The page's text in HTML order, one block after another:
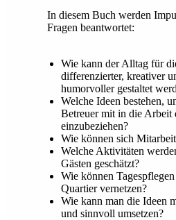
In diesem Buch werden
Fragen beantwortet:
Wie kann der Alltag für
differenzierter, kreativer
humorvoller gestaltet
Welche Ideen bestehen,
Betreuer mit in die Arbeit
einzubeziehen?
Wie können sich
Welche Aktivitäten
Gästen geschätzt?
Wie können
Quartier vernetzen?
Wie kann man die Ideen
und sinnvoll umsetzen?